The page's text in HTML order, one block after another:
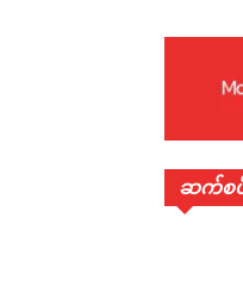
ဆက်စ